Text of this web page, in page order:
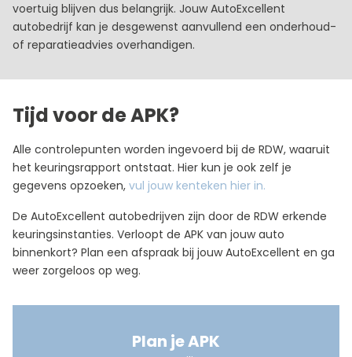
voertuig blijven dus belangrijk. Jouw AutoExcellent
autobedrijf kan je desgewenst aanvullend een onderhoud-
of reparatieadvies overhandigen.
Tijd voor de APK?
Alle controlepunten worden ingevoerd bij de RDW, waaruit
het keuringsrapport ontstaat. Hier kun je ook zelf je
gegevens opzoeken, vul jouw kenteken hier in.
De AutoExcellent autobedrijven zijn door de RDW erkende
keuringsinstanties. Verloopt de APK van jouw auto
binnenkort? Plan een afspraak bij jouw AutoExcellent en ga
weer zorgeloos op weg.
Plan je APK